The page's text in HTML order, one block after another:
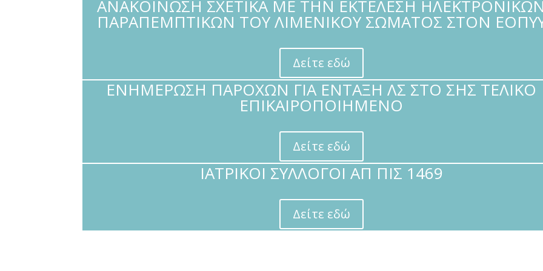
ΑΝΑΚΟΙΝΩΣΗ ΣΧΕΤΙΚΑ ΜΕ ΤΗΝ ΕΚΤΕΛΕΣΗ
ΠΑΡΑΠΕΜΠΤΙΚΩΝ ΤΟΥ ΛΙΜΕΝΙΚΟΥ ΣΩΜΑΤΟΣ ΣΤΟΝ
Δείτε εδώ
ΕΝΗΜΕΡΩΣΗ ΠΑΡΟΧΩΝ ΓΙΑ ΕΝΤΑΞΗ ΛΣ ΣΤΟ ΣΗΣ ΤΕΛΙΚΟ
ΕΠΙΚΑΙΡΟΠΟΙΗΜΕΝΟ
Δείτε εδώ
ΙΑΤΡΙΚΟΙ ΣΥΛΛΟΓΟΙ ΑΠ ΠΙΣ 1469
Δείτε εδώ